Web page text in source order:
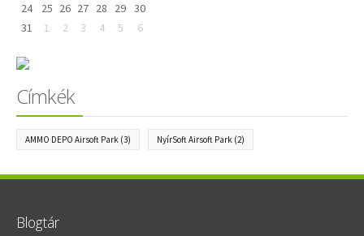
24
25 26 27 28 29 30
31
1 2 3 4 5 6
Címkék
AMMO DEPO Airsoft Park (3) NyírSoft Airsoft Park (2)
Blogtár